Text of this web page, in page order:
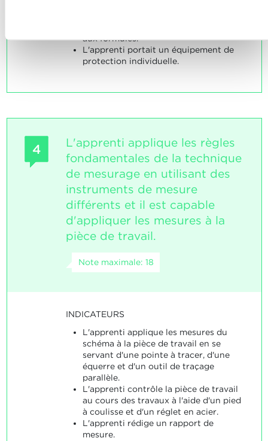
aux formules.
L'apprenti portait un équipement de
protection individuelle.
4
L'apprenti applique les règles
fondamentales de la technique
de mesurage en utilisant des
instruments de mesure
différents et il est capable
d'appliquer les mesures à la
pièce de travail.
Note maximale: 18
INDICATEURS
L'apprenti applique les mesures du
schéma à la pièce de travail en se
servant d'une pointe à tracer, d'une
équerre et d'un outil de traçage
parallèle.
L'apprenti contrôle la pièce de travail
au cours des travaux à l'aide d'un pied
à coulisse et d'un réglet en acier.
L'apprenti rédige un rapport de
mesure.